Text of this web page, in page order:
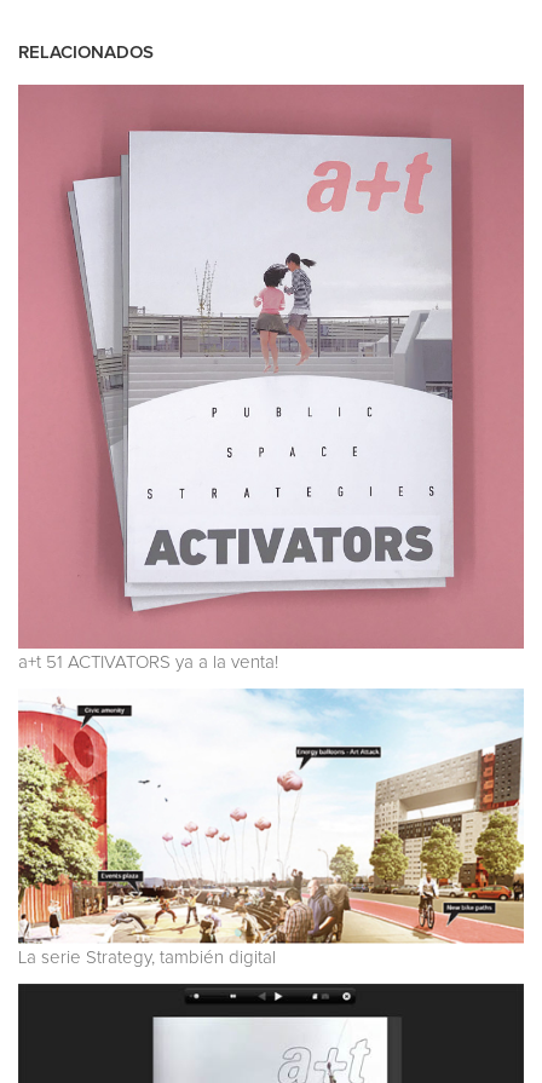
RELACIONADOS
a+t 51 ACTIVATORS ya a la venta!
La serie Strategy, también digital